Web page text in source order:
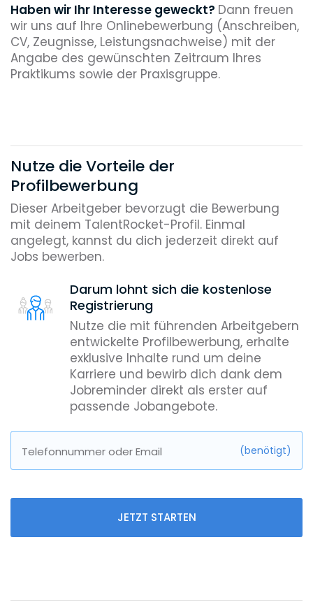
Haben wir Ihr Interesse geweckt? Dann freuen
wir uns auf Ihre Onlinebewerbung (Anschreiben,
CV, Zeugnisse, Leistungsnachweise) mit der
Angabe des gewünschten Zeitraum Ihres
Praktikums sowie der Praxisgruppe.
Nutze die Vorteile der
Profilbewerbung
Dieser Arbeitgeber bevorzugt die Bewerbung
mit deinem TalentRocket-Profil. Einmal
angelegt, kannst du dich jederzeit direkt auf
Jobs bewerben.
Darum lohnt sich die kostenlose
Registrierung
Nutze die mit führenden Arbeitgebern
entwickelte Profilbewerbung, erhalte
exklusive Inhalte rund um deine
Karriere und bewirb dich dank dem
Jobreminder direkt als erster auf
passende Jobangebote.
Telefonnummer oder Email (benötigt)
JETZT STARTEN